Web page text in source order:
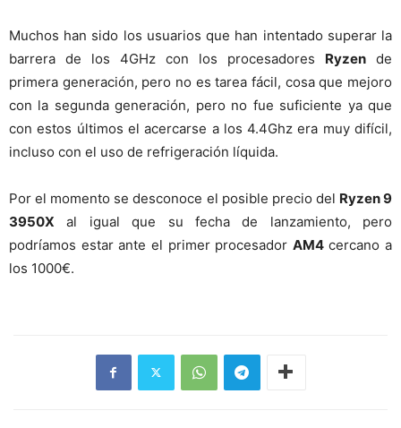
Muchos han sido los usuarios que han intentado superar la
barrera de los 4GHz con los procesadores Ryzen de
primera generación, pero no es tarea fácil, cosa que mejoro
con la segunda generación, pero no fue suficiente ya que
con estos últimos el acercarse a los 4.4Ghz era muy difícil,
incluso con el uso de refrigeración líquida.
Por el momento se desconoce el posible precio del Ryzen 9
3950X al igual que su fecha de lanzamiento, pero
podríamos estar ante el primer procesador AM4cercano a
los 1000€.